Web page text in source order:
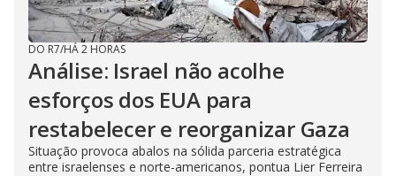
DO R7/HÁ 2 HORAS
Análise: Israel não acolhe
esforços dos EUA para
restabelecer e reorganizar Gaza
Situação provoca abalos na sólida parceria estratégica
entre israelenses e norte-americanos, pontua Lier Ferreira